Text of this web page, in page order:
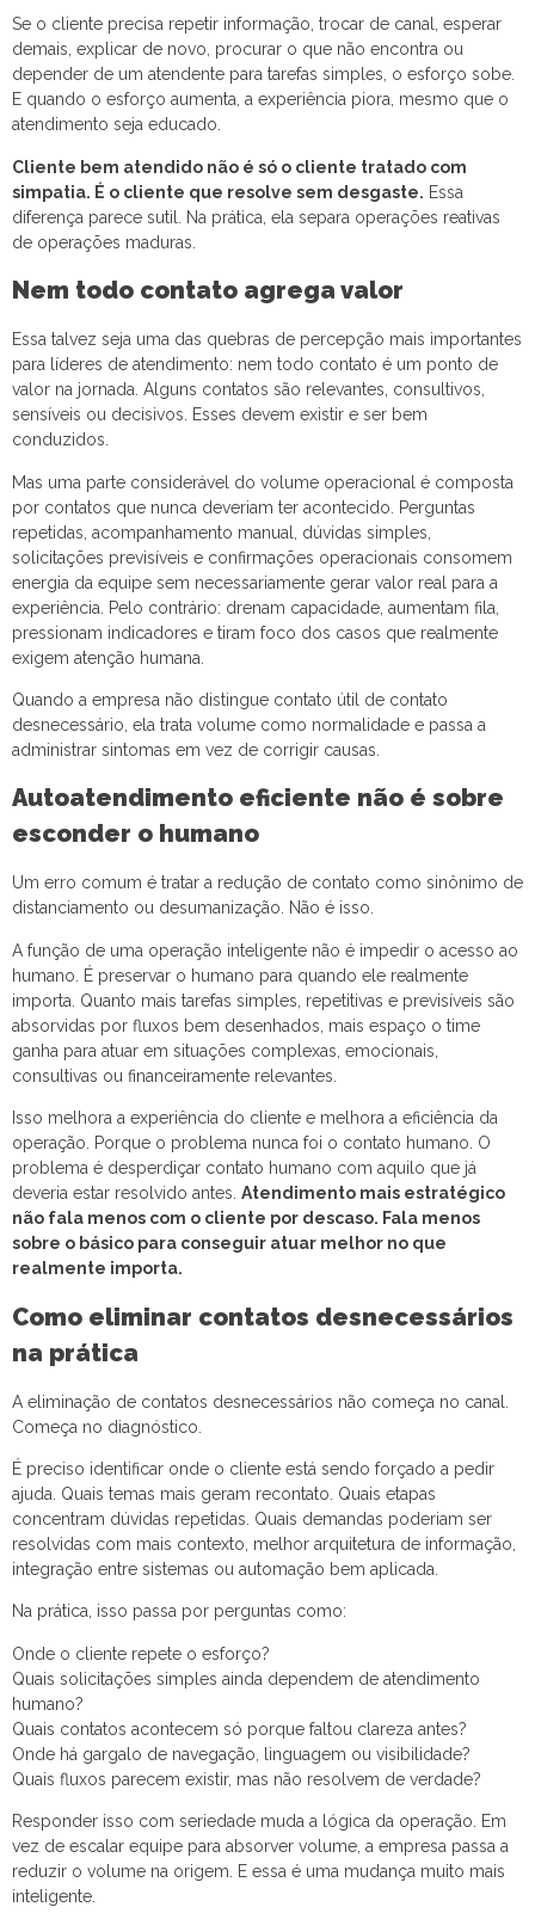
Se o cliente precisa repetir informação, trocar de canal, esperar
demais, explicar de novo, procurar o que não encontra ou
depender de um atendente para tarefas simples, o esforço sobe.
E quando o esforço aumenta, a experiência piora, mesmo que o
atendimento seja educado.
Cliente bem atendido não é só o cliente tratado com
simpatia. É o cliente que resolve sem desgaste. Essa
diferença parece sutil. Na prática, ela separa operações reativas
de operações maduras.
Nem todo contato agrega valor
Essa talvez seja uma das quebras de percepção mais importantes
para líderes de atendimento: nem todo contato é um ponto de
valor na jornada. Alguns contatos são relevantes, consultivos,
sensíveis ou decisivos. Esses devem existir e ser bem
conduzidos.
Mas uma parte considerável do volume operacional é composta
por contatos que nunca deveriam ter acontecido. Perguntas
repetidas, acompanhamento manual, dúvidas simples,
solicitações previsíveis e confirmações operacionais consomem
energia da equipe sem necessariamente gerar valor real para a
experiência. Pelo contrário: drenam capacidade, aumentam fila,
pressionam indicadores e tiram foco dos casos que realmente
exigem atenção humana.
Quando a empresa não distingue contato útil de contato
desnecessário, ela trata volume como normalidade e passa a
administrar sintomas em vez de corrigir causas.
Autoatendimento eficiente não é sobre
esconder o humano
Um erro comum é tratar a redução de contato como sinônimo de
distanciamento ou desumanização. Não é isso.
A função de uma operação inteligente não é impedir o acesso ao
humano. É preservar o humano para quando ele realmente
importa. Quanto mais tarefas simples, repetitivas e previsíveis são
absorvidas por fluxos bem desenhados, mais espaço o time
ganha para atuar em situações complexas, emocionais,
consultivas ou financeiramente relevantes.
Isso melhora a experiência do cliente e melhora a eficiência da
operação. Porque o problema nunca foi o contato humano. O
problema é desperdiçar contato humano com aquilo que já
deveria estar resolvido antes. Atendimento mais estratégico
não fala menos com o cliente por descaso. Fala menos
sobre o básico para conseguir atuar melhor no que
realmente importa.
Como eliminar contatos desnecessários
na prática
A eliminação de contatos desnecessários não começa no canal.
Começa no diagnóstico.
É preciso identificar onde o cliente está sendo forçado a pedir
ajuda. Quais temas mais geram recontato. Quais etapas
concentram dúvidas repetidas. Quais demandas poderiam ser
resolvidas com mais contexto, melhor arquitetura de informação,
integração entre sistemas ou automação bem aplicada.
Na prática, isso passa por perguntas como:
Onde o cliente repete o esforço?
Quais solicitações simples ainda dependem de atendimento
humano?
Quais contatos acontecem só porque faltou clareza antes?
Onde há gargalo de navegação, linguagem ou visibilidade?
Quais fluxos parecem existir, mas não resolvem de verdade?
Responder isso com seriedade muda a lógica da operação. Em
vez de escalar equipe para absorver volume, a empresa passa a
reduzir o volume na origem. E essa é uma mudança muito mais
inteligente.